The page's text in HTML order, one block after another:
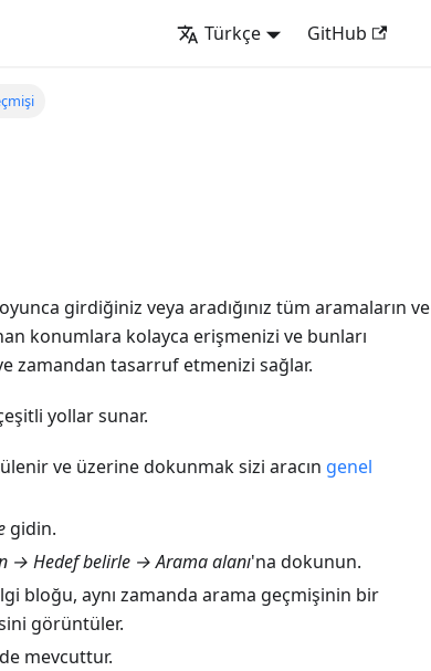
Türkçe GitHub
girdiğiniz veya aradığınız tüm aramaların ve
konumlara kolayca erişmenizi ve bunları
zamandan tasarruf etmenizi sağlar.
yollar sunar.
ve üzerine dokunmak sizi aracın genel
gidin.
→ Hedef belirle → Arama alanı'na dokunun.
bloğu, aynı zamanda arama geçmişinin bir
görüntüler.
mevcuttur.